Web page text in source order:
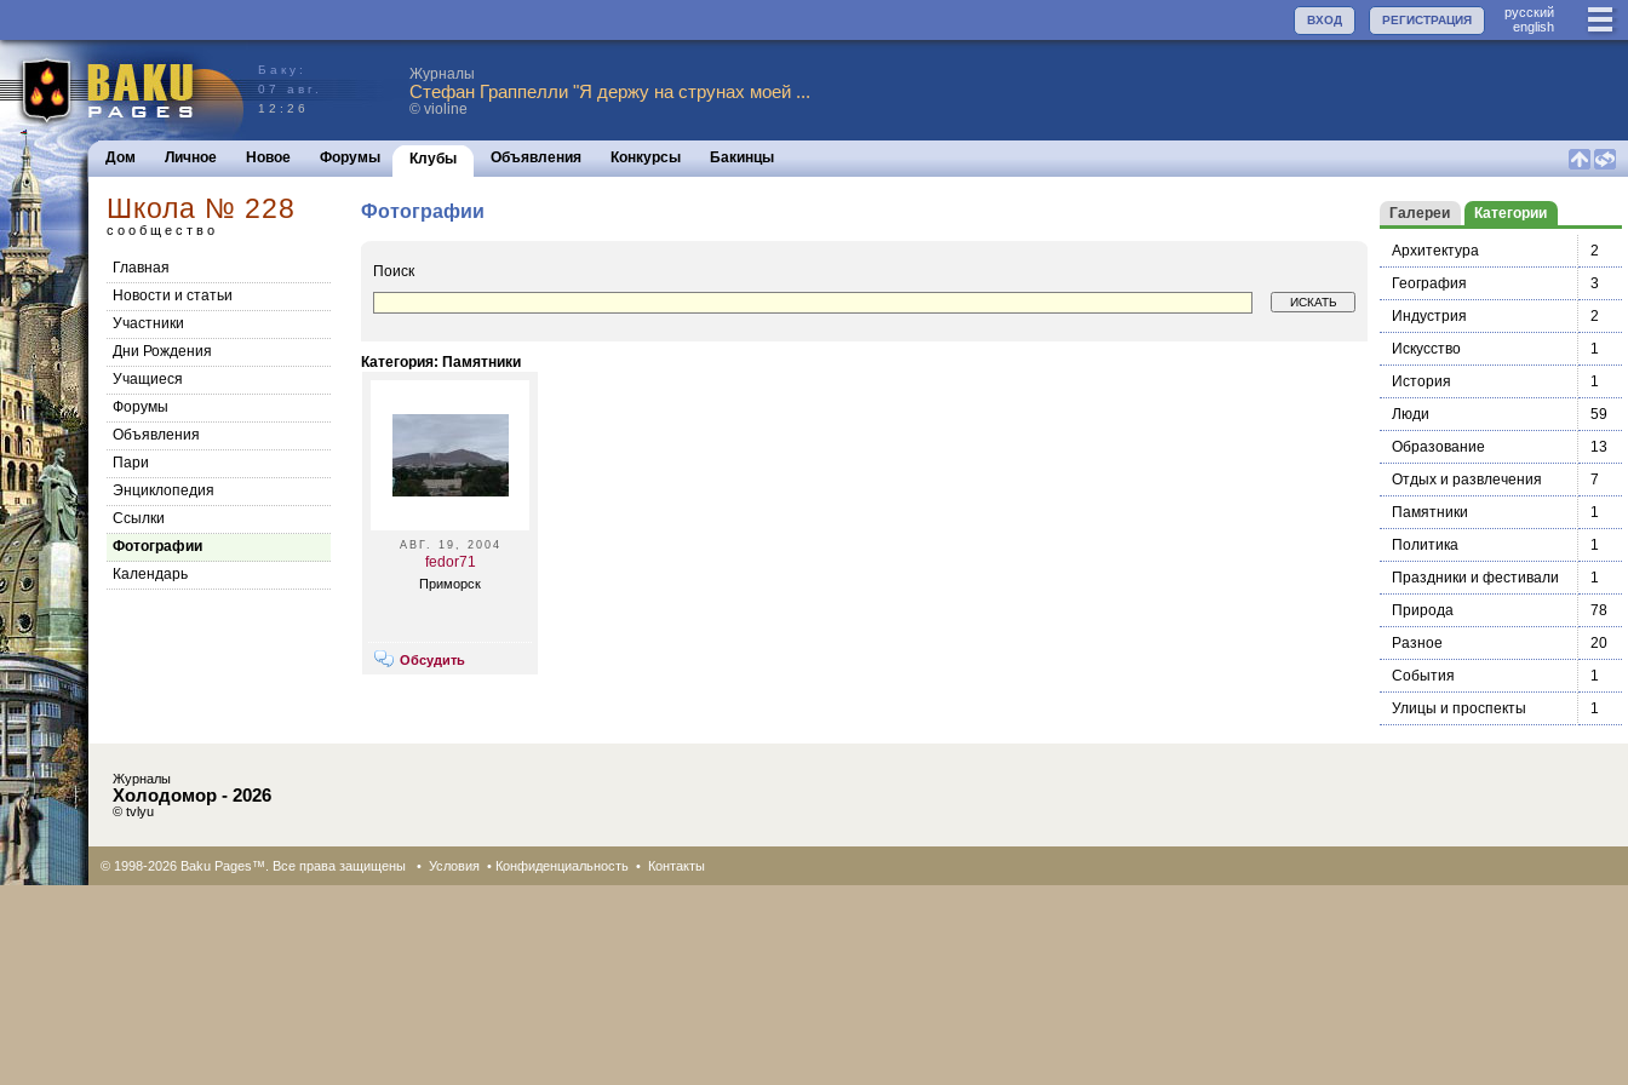
руccкий
english
РЕГИСТРАЦИЯ
ВХОД
Баку:
07 авг.
12:26
Журналы
Стефан Граппелли "Я держу на струнах моей ...
© violine
Дом Личное Новое Форумы Клубы Объявления Конкурсы Бакинцы
Школа № 228
сообщество
Главная
Новости и статьи
Участники
Дни Рождения
Учащиеся
Форумы
Объявления
Пари
Энциклопедия
Cсылки
Фотографии
Календарь
Галереи Категории
Архитектура
2
География
3
Индустрия
2
Искусство
1
История
1
Люди
59
Образование
13
Отдых и развлечения
7
Памятники
1
Политика
1
Праздники и фестивали
1
Природа
78
Разное
20
События
1
Улицы и проспекты
1
Фотографии
Поиск
Категория: Памятники
АВГ. 19, 2004
fedor71
Приморск
Обсудить
Журналы
Холодомор - 2026
© tvlyu
© 1998-2026 Baku Pages™. Все права защищены • Условия • Конфиденциальность • Контакты